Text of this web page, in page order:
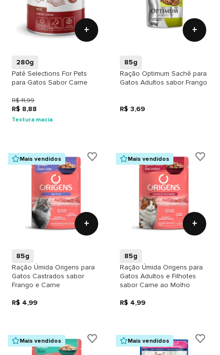
+
280g
Patê Selections For Pets
para Gatos Sabor Carne
R$ 11,99
R$ 8,88
Textura macia
+
85g
Ração Optimum Sachê para
Gatos Adultos sabor Frango
R$ 3,69
Mais vendidos
+
85g
Ração Úmida Origens para
Gatos Castrados sabor
Frango e Carne
R$ 4,99
Mais vendidos
+
85g
Ração Úmida Origens para
Gatos Adultos e Filhotes
sabor Carne ao Molho
R$ 4,99
Mais vendidos Mais vendidos